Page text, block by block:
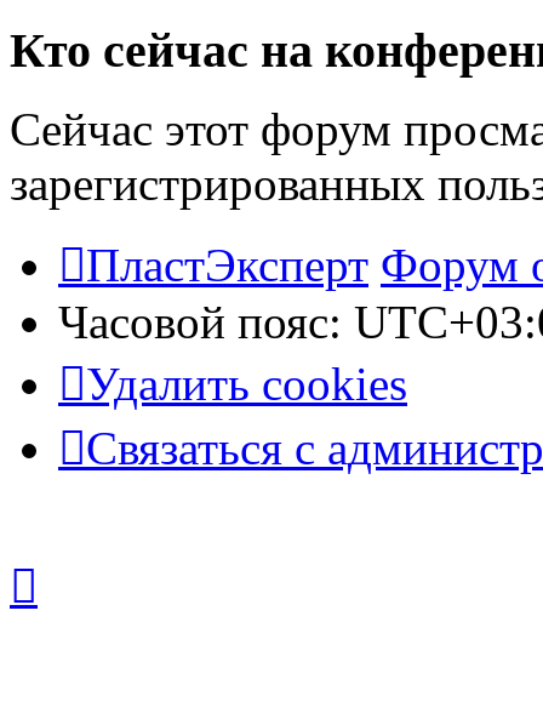
Кто сейчас на
Сейчас этот форум
зарегистрированных
ПластЭксперт Форум
Часовой пояс:
Удалить cookies
Связаться с